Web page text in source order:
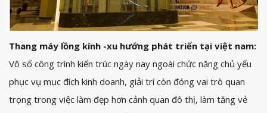
Thang máy lồng kính -xu hướng phát triển tại việt nam:
Vô số công trình kiến trúc ngày nay ngoài chức năng chủ yếu
phục vụ mục đích kinh doanh, giải trí còn đóng vai trò quan
trọng trong việc làm đẹp hơn cảnh quan đô thị, làm tăng vẻ